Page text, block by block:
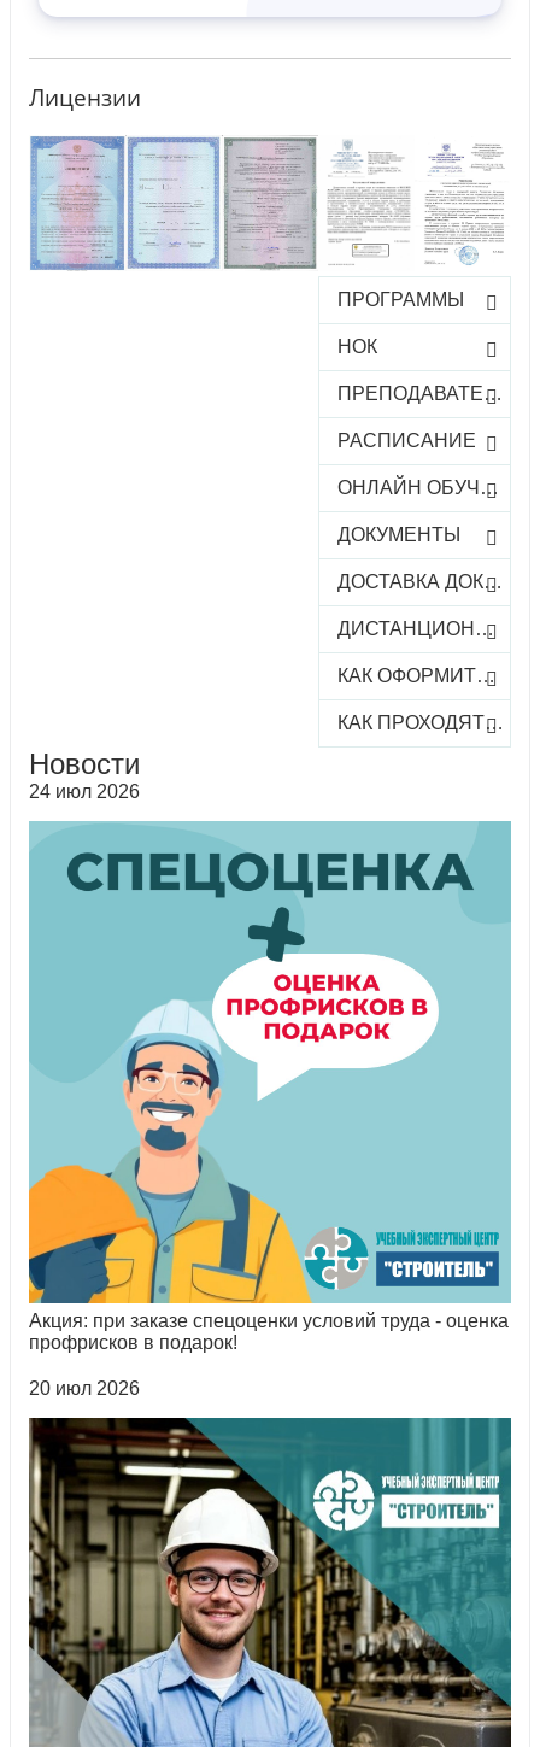
Лицензии
ПРОГРАММЫ
НОК
ПРЕПОДАВАТЕЛИ
РАСПИСАНИЕ
ОНЛАЙН ОБУЧЕНИЕ
ДОКУМЕНТЫ
ДОСТАВКА ДОКУМЕНТОВ
ДИСТАНЦИОННОЕ ОБУЧЕНИЕ
КАК ОФОРМИТЬ ЗАКАЗ КУРСА
КАК ПРОХОДЯТ ОНЛАЙН-КУРСЫ
Новости
24 июл 2026
Акция: при заказе спецоценки условий труда - оценка
профрисков в подарок!
20 июл 2026